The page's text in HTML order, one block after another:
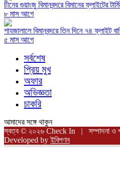
চীনের গুয়াংজু বিমানবন্দরে বিমানের ফ্লাইটের
৮ মাস আগে
শাহজালালে বিমানবন্দরে তিন দিনে ৭৪ ফ্লাইট
৫ মাস আগে
সর্বশেষ
প্রিয় মুখ
অফার
অভিজ্ঞতা
চাকরি
আমাদের সঙ্গে থাকুন
স্বত্ব © ২০২৬ Check In | সম্পাদনা ও
Developed byইবিপণন